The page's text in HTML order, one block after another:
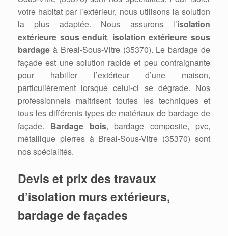
votre habitat par l’extérieur, nous utilisons la solution
la plus adaptée. Nous assurons l’isolation
extérieure sous enduit, isolation extérieure sous
bardage à Breal-Sous-Vitre (35370). Le bardage de
façade est une solution rapide et peu contraignante
pour habiller l’extérieur d’une maison,
particulièrement lorsque celui-ci se dégrade. Nos
professionnels maitrisent toutes les techniques et
tous les différents types de matériaux de bardage de
façade. Bardage bois, bardage composite, pvc,
métallique pierres à Breal-Sous-Vitre (35370) sont
nos spécialités.
Devis et prix des travaux
d’isolation murs extérieurs,
bardage de façades